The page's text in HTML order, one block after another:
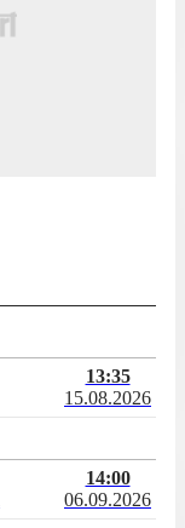
13:35
15.08.2026
14:00
06.09.2026